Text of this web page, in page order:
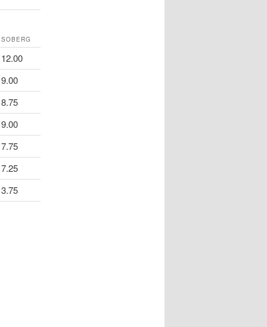
SOBERG
12.00
9.00
8.75
9.00
7.75
7.25
3.75